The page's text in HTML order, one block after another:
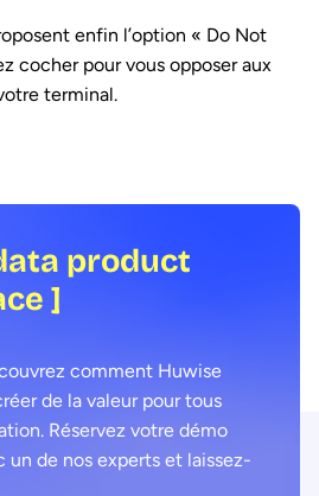
enfin l’option « Do Not
cocher pour vous opposer aux
terminal.
product
]
comment Huwise
de la valeur pour tous
Réservez votre démo
un de nos experts et laissez-